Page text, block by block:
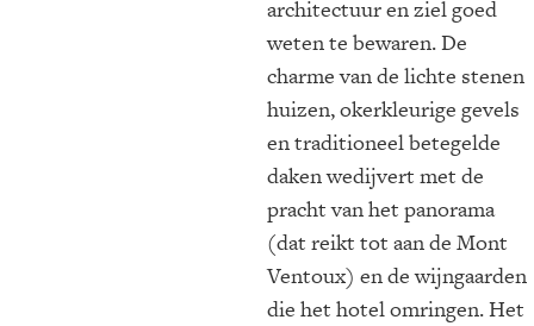
architectuur en ziel goed
weten te bewaren. De
charme van de lichte stenen
huizen, okerkleurige gevels
en traditioneel betegelde
daken wedijvert met de
pracht van het panorama
(dat reikt tot aan de Mont
Ventoux) en de wijngaarden
die het hotel omringen. Het